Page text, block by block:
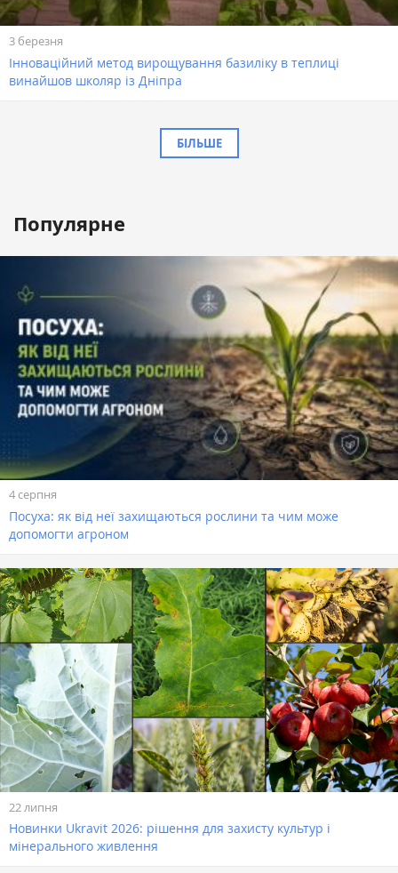
3 березня
Інноваційний метод вирощування базиліку в теплиці
винайшов школяр із Дніпра
БІЛЬШЕ
Популярне
4 серпня
Посуха: як від неї захищаються рослини та чим може
допомогти агроном
22 липня
Новинки Ukravit 2026: рішення для захисту культур і
мінерального живлення